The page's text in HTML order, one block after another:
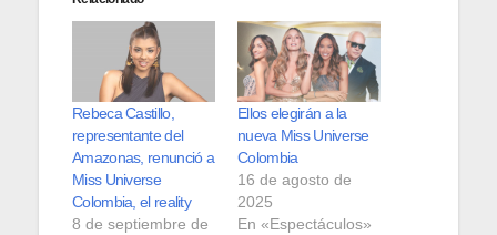
Rebeca Castillo,
representante del
Amazonas, renunció a
Miss Universe
Colombia, el reality
8 de septiembre de
Ellos elegirán a la
nueva Miss Universe
Colombia
16 de agosto de
2025
En «Espectáculos»